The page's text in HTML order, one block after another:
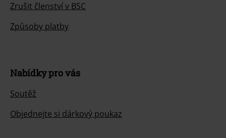
Zrušit členství v BSC
Způsoby platby
Nabídky pro vás
Soutěž
Objednejte si dárkový poukaz